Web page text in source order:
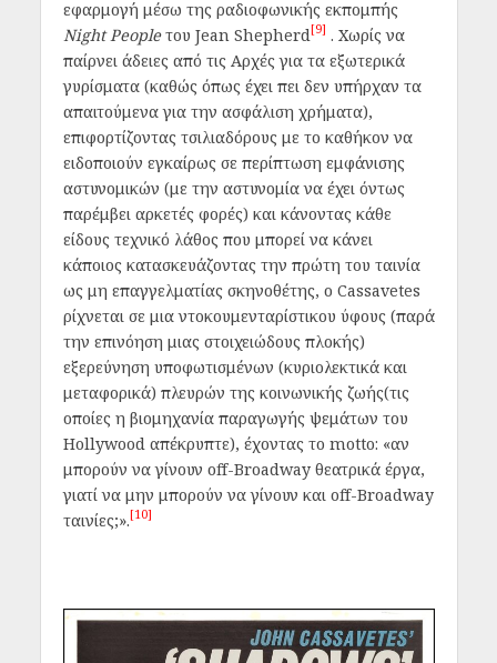
εφαρμογή μέσω της ραδιοφωνικής εκπομπής
Night Peopleτου Jean Shepherd[9] . Χωρίς να
παίρνει άδειες από τις Αρχές για τα εξωτερικά
γυρίσματα (καθώς όπως έχει πει δεν υπήρχαν τα
απαιτούμενα για την ασφάλιση χρήματα),
επιφορτίζοντας τσιλιαδόρους με το καθήκον να
ειδοποιούν εγκαίρως σε περίπτωση εμφάνισης
αστυνομικών (με την αστυνομία να έχει όντως
παρέμβει αρκετές φορές) και κάνοντας κάθε
είδους τεχνικό λάθος που μπορεί να κάνει
κάποιος κατασκευάζοντας την πρώτη του ταινία
ως μη επαγγελματίας σκηνοθέτης, ο Cassavetes
ρίχνεται σε μια ντοκουμενταρίστικου ύφους (παρά
την επινόηση μιας στοιχειώδους πλοκής)
εξερεύνηση υποφωτισμένων (κυριολεκτικά και
μεταφορικά) πλευρών της κοινωνικής ζωής(τις
οποίες η βιομηχανία παραγωγής ψεμάτων του
Hollywood απέκρυπτε), έχοντας το motto: «αν
μπορούν να γίνουν off-Broadway θεατρικά έργα,
γιατί να μην μπορούν να γίνουν και off-Broadway
ταινίες;».[10]